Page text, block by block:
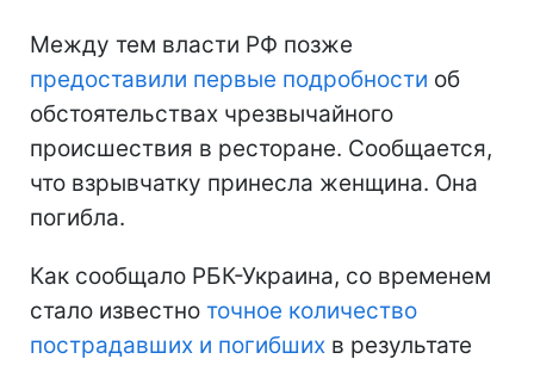
Между тем власти РФ позже
предоставили первые подробности об
обстоятельствах чрезвычайного
происшествия в ресторане. Сообщается,
что взрывчатку принесла женщина. Она
погибла.
Как сообщало РБК-Украина, со временем
стало известно точное количество
пострадавших и погибших в результате